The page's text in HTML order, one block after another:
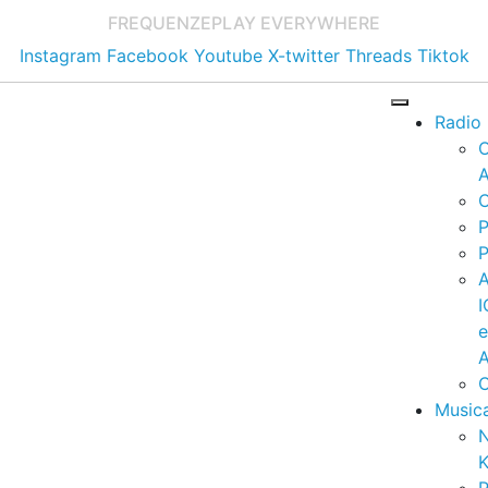
FREQUENZEPLAY EVERYWHERE
Instagram Facebook Youtube X-twitter Threads Tiktok
Radio
e